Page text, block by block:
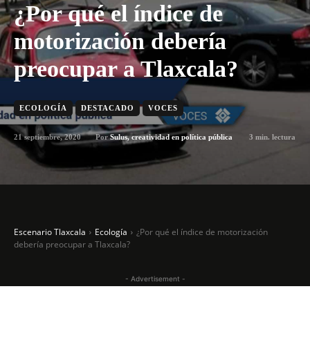
¿Por qué el índice de
motorización debería
preocupar a Tlaxcala?
ECOLOGÍA DESTACADO VOCES
21 septiembre, 2020 Por Sulus, creatividad en política pública 3 min. lectura
Escenario Tlaxcala Ecología
¿Por qué el índice de motorización
debería preocupar a Tlaxcala?
- Advertisement -